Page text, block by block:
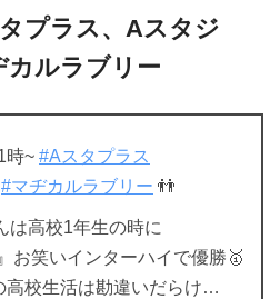
プラス、Aスタジ
カルラブリー
時~ #Aスタプラス
#マヂカルラブリー 👬
は高校1年生の時に
お笑いインターハイで優勝🥇
高校生活は勘違いだらけ…